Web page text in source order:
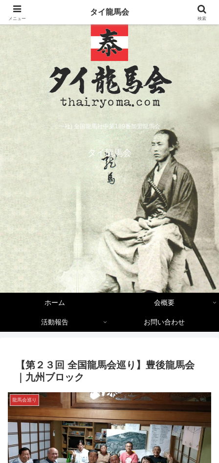
一社) 全国龍馬社中第189番加盟龍馬会
タイ龍馬会
ホーム 会概要
活動報告 お問い合わせ
【第２３回 全国龍馬会巡り】豊後龍馬会
｜九州ブロック
龍馬会巡り
メニュー
タイ龍馬会
検索